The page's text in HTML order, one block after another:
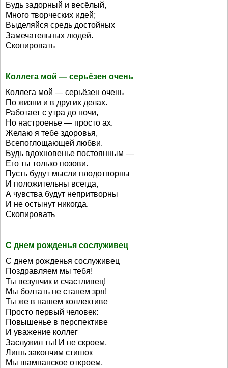
Будь задорный и весёлый,
Много творческих идей;
Выделяйся средь достойных
Замечательных людей.
Скопировать
Коллега мой — серьёзен очень
Коллега мой — серьёзен очень
По жизни и в других делах.
Работает с утра до ночи,
Но настроенье — просто ах.
Желаю я тебе здоровья,
Всепоглощающей любви.
Будь вдохновенье постоянным —
Его ты только позови.
Пусть будут мысли плодотворны
И положительны всегда,
А чувства будут непритворны
И не остынут никогда.
Скопировать
С днем рожденья сослуживец
С днем рожденья сослуживец
Поздравляем мы тебя!
Ты везунчик и счастливец!
Мы болтать не станем зря!
Ты же в нашем коллективе
Просто первый человек:
Повышенье в перспективе
И уважение коллег
Заслужил ты! И не скроем,
Лишь закончим стишок
Мы шампанское откроем,